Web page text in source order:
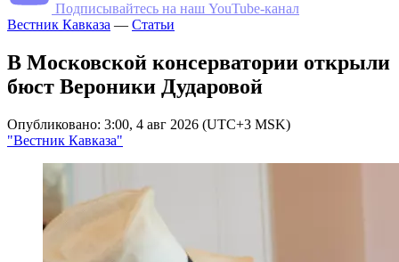
Подписывайтесь на наш YouTube-канал
Вестник Кавказа — Статьи
В Московской консерватории открыли
бюст Вероники Дударовой
Опубликовано: 3:00, 4 авг 2026 (UTC+3 MSK)
"Вестник Кавказа"